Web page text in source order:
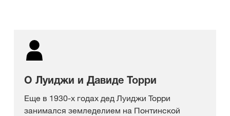
О Луиджи и Давиде Торри
Еще в 1930-х годах дед Луиджи Торри
занимался земледелием на Понтинской